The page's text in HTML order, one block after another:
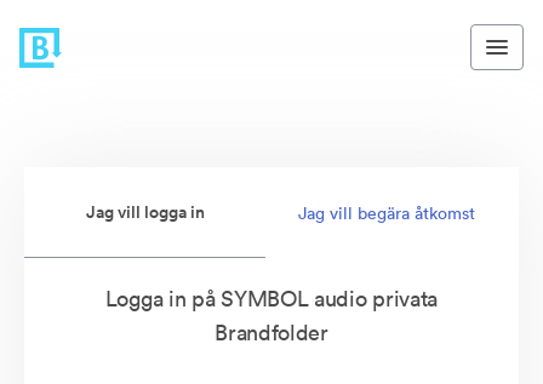
Jag vill logga in Jag vill begära åtkomst
Logga in på SYMBOL audio privata
Brandfolder